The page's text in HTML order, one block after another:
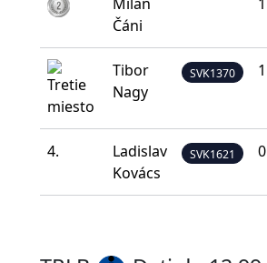
Čáni
Tibor
Nagy
SVK1370 1
4.
Ladislav
Kovács
SVK1621 0